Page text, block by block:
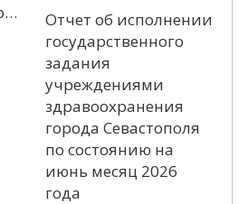
Отчет об исполнении
государственного
задания
учреждениями
здравоохранения
города Севастополя
по состоянию на
июнь месяц 2026
года
Наименование документа